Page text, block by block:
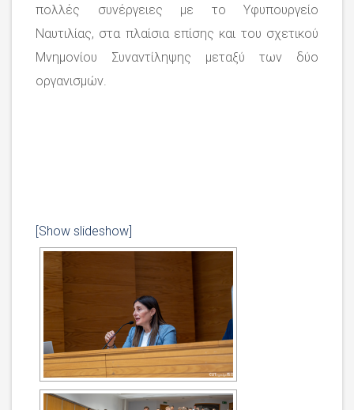
πολλές συνέργειες με το Υφυπουργείο
Ναυτιλίας, στα πλαίσια επίσης και του σχετικού
Μνημονίου Συναντίληψης μεταξύ των δύο
οργανισμών.
[Show slideshow]